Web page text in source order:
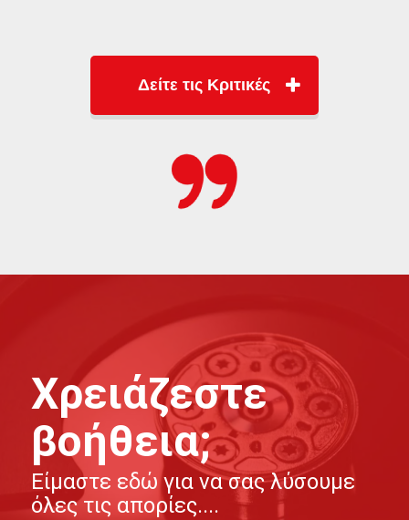
Δείτε τις Κριτικές
Χρειάζεστε
βοήθεια;
Είμαστε εδώ για να σας λύσουμε
όλες τις απορίες....